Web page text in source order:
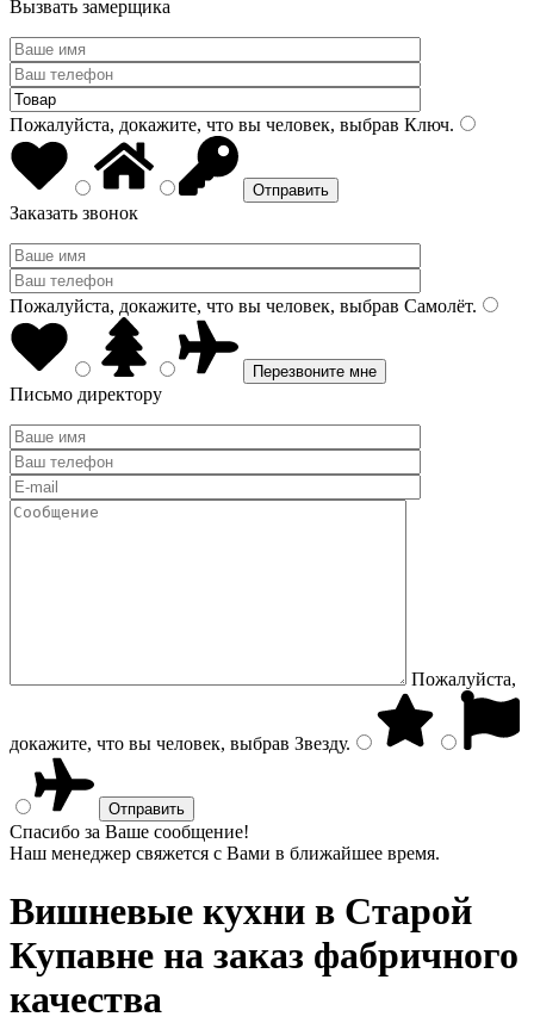
Вызвать замерщика
Пожалуйста, докажите, что вы человек, выбрав Ключ.
Заказать звонок
Пожалуйста, докажите, что вы человек, выбрав Самолёт.
Письмо директору
Пожалуйста,
докажите, что вы человек, выбрав Звезду.
Спасибо за Ваше сообщение!
Наш менеджер свяжется с Вами в ближайшее время.
Вишневые кухни в Старой
Купавне на заказ фабричного
качества